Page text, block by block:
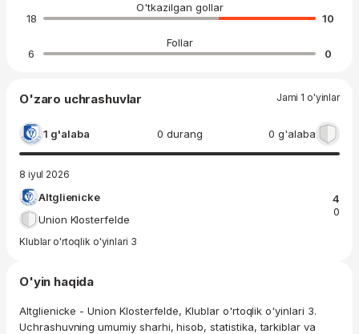
O'tkazilgan gollar
18
10
Follar
6
0
O'zaro uchrashuvlar Jami 1 o'yinlar
1 g'alaba 0 durang 0 g'alaba
8 iyul 2026
Altglienicke
Union Klosterfelde
4
0
Klublar o'rtoqlik o'yinlari 3
O'yin haqida
Altglienicke - Union Klosterfelde, Klublar o'rtoqlik o'yinlari 3.
Uchrashuvning umumiy sharhi, hisob, statistika, tarkiblar va